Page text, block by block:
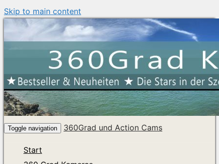
Skip to main content
Toggle navigation 360Grad und Action Cams
Start